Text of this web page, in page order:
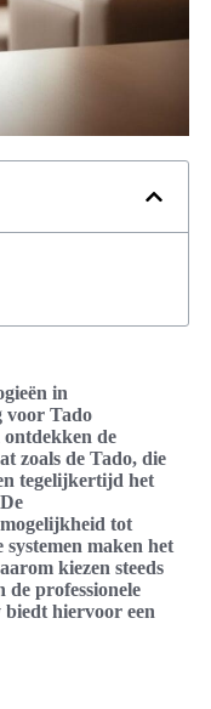
in
voor Tado
ontdekken de
zoals de Tado, die
tegelijkertijd het
tot
maken het
kiezen steeds
de professionele
hiervoor een